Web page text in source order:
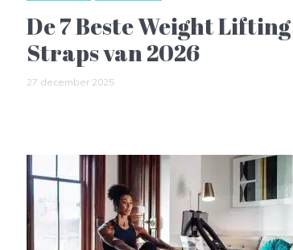
De 7 Beste Weight Lifting
Straps van 2026
27 december 2025